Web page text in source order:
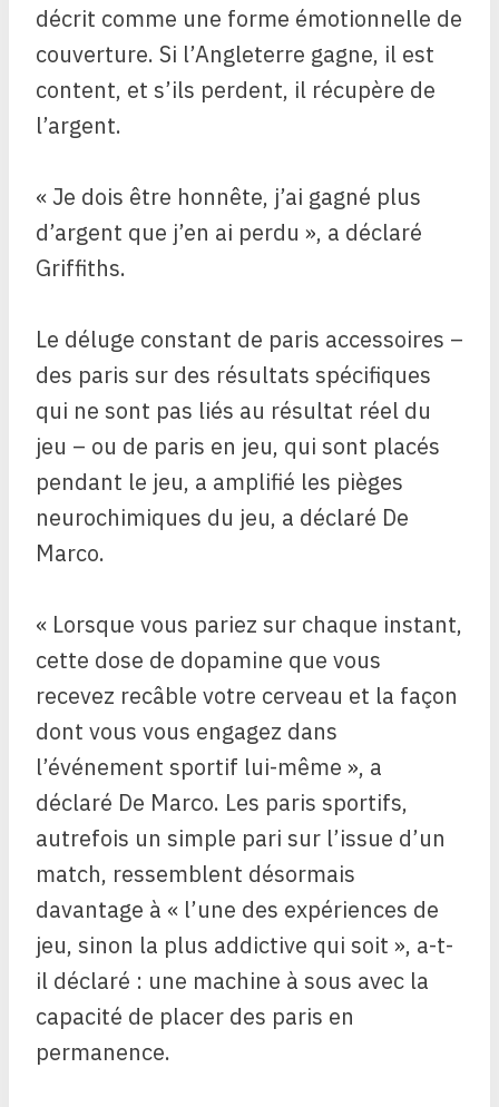
décrit comme une forme émotionnelle de
couverture. Si l’Angleterre gagne, il est
content, et s’ils perdent, il récupère de
l’argent.
« Je dois être honnête, j’ai gagné plus
d’argent que j’en ai perdu », a déclaré
Griffiths.
Le déluge constant de paris accessoires –
des paris sur des résultats spécifiques
qui ne sont pas liés au résultat réel du
jeu – ou de paris en jeu, qui sont placés
pendant le jeu, a amplifié les pièges
neurochimiques du jeu, a déclaré De
Marco.
« Lorsque vous pariez sur chaque instant,
cette dose de dopamine que vous
recevez recâble votre cerveau et la façon
dont vous vous engagez dans
l’événement sportif lui-même », a
déclaré De Marco. Les paris sportifs,
autrefois un simple pari sur l’issue d’un
match, ressemblent désormais
davantage à « l’une des expériences de
jeu, sinon la plus addictive qui soit », a-t-
il déclaré : une machine à sous avec la
capacité de placer des paris en
permanence.